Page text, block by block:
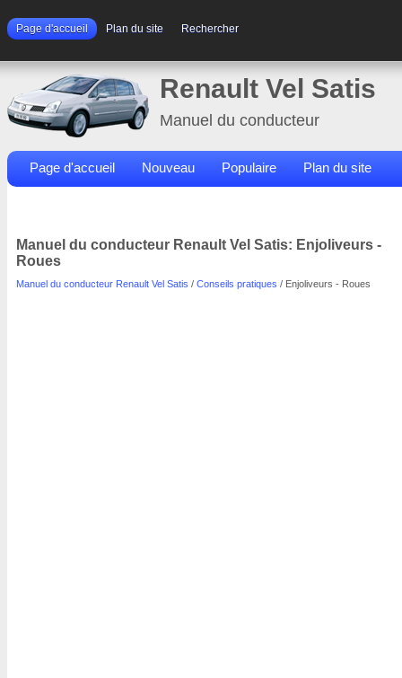
Page d'accueil Plan du site Rechercher
Renault Vel Satis
Manuel du conducteur
Page d'accueil Nouveau Populaire Plan du site
Manuel du conducteur Renault Vel Satis: Enjoliveurs -
Roues
Manuel du conducteur Renault Vel Satis / Conseils pratiques / Enjoliveurs - Roues